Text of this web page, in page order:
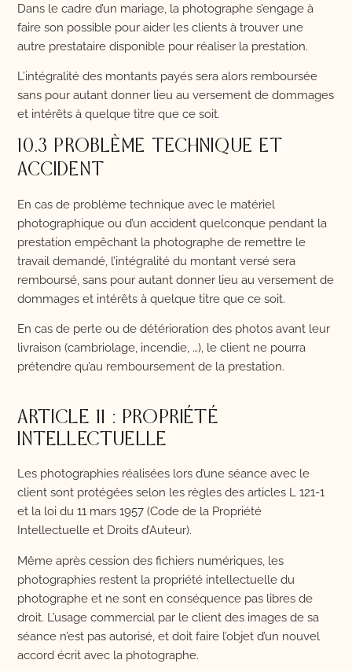
Dans le cadre d’un mariage, la photographe s’engage à
faire son possible pour aider les clients à trouver une
autre prestataire disponible pour réaliser la prestation.
L’intégralité des montants payés sera alors remboursée
sans pour autant donner lieu au versement de dommages
et intérêts à quelque titre que ce soit.
10.3 PROBLÈME TECHNIQUE ET
ACCIDENT
En cas de problème technique avec le matériel
photographique ou d’un accident quelconque pendant la
prestation empêchant la photographe de remettre le
travail demandé, l’intégralité du montant versé sera
remboursé, sans pour autant donner lieu au versement de
dommages et intérêts à quelque titre que ce soit.
En cas de perte ou de détérioration des photos avant leur
livraison (cambriolage, incendie, …), le client ne pourra
prétendre qu’au remboursement de la prestation.
ARTICLE 11 : PROPRIÉTÉ
INTELLECTUELLE
Les photographies réalisées lors d’une séance avec le
client sont protégées selon les règles des articles L 121-1
et la loi du 11 mars 1957 (Code de la Propriété
Intellectuelle et Droits d’Auteur).
Même après cession des fichiers numériques, les
photographies restent la propriété intellectuelle du
photographe et ne sont en conséquence pas libres de
droit. L’usage commercial par le client des images de sa
séance n’est pas autorisé, et doit faire l’objet d’un nouvel
accord écrit avec la photographe.